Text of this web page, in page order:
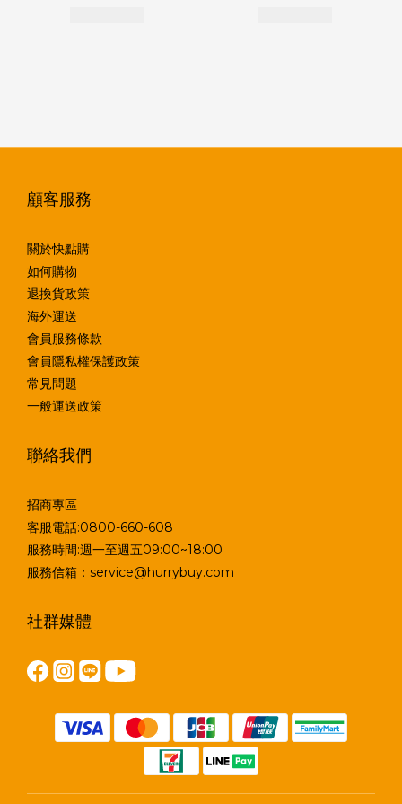
顧客服務
關於快點購
如何購物
退換貨政策
海外運送
會員服務條款
會員隱私權保護政策
常見問題
一般運送政策
聯絡我們
招商專區
客服電話:0800-660-608
服務時間:週一至週五09:00~18:00
服務信箱：service@hurrybuy.com
社群媒體